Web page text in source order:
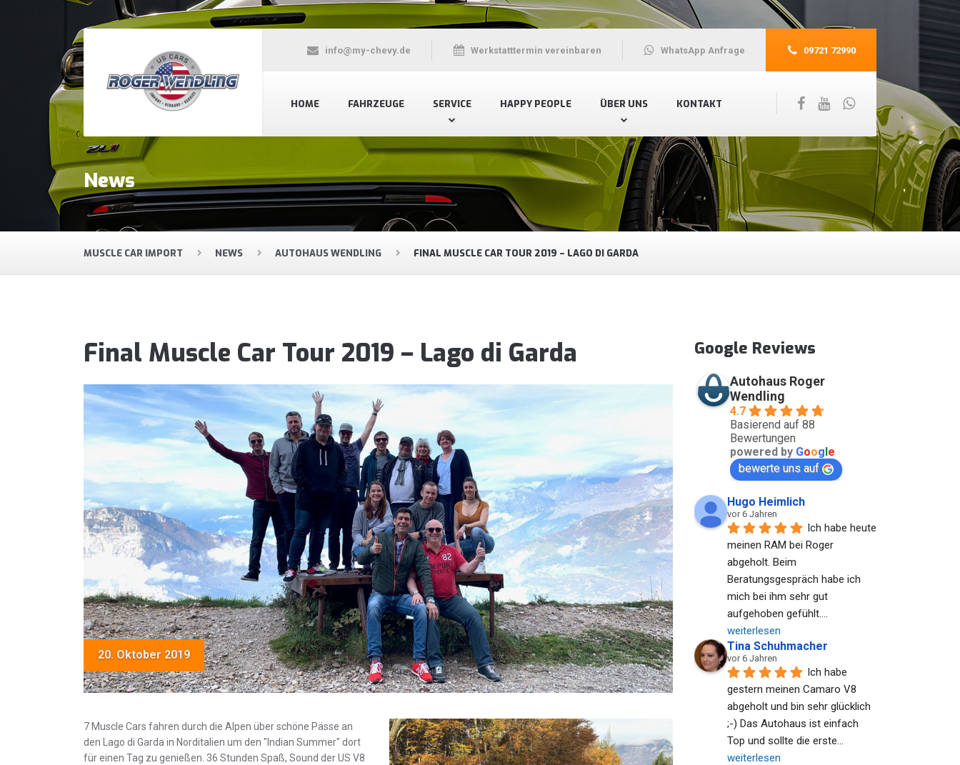
HOME FAHRZEUGE SERVICE HAPPY PEOPLE ÜBER UNS KONTAKT
info@my-chevy.de Werkstatttermin vereinbaren WhatsApp Anfrage 09721 72990
News
MUSCLE CAR IMPORT NEWS AUTOHAUS WENDLING FINAL MUSCLE CAR TOUR 2019 – LAGO DI GARDA
Final Muscle Car Tour 2019 – Lago di Garda
20. Oktober 2019
7 Muscle Cars fahren durch die Alpen über schöne Pässe an
den Lago di Garda in Norditalien um den "Indian Summer" dort
für einen Tag zu genießen. 36 Stunden Spaß, Sound der US V8
Google Reviews
Autohaus Roger
Wendling
4.7
Basierend auf 88
Bewertungen
powered by Google
bewerte uns auf
Hugo Heimlich
vor 6 Jahren
Ich habe heute
meinen RAM bei Roger
abgeholt. Beim
Beratungsgespräch habe ich
mich bei ihm sehr gut
aufgehoben gefühlt.
weiterlesen
Tina Schuhmacher
vor 6 Jahren
Ich habe
gestern meinen Camaro V8
abgeholt und bin sehr glücklich
;-) Das Autohaus ist einfach
Top und sollte die erste
weiterlesen